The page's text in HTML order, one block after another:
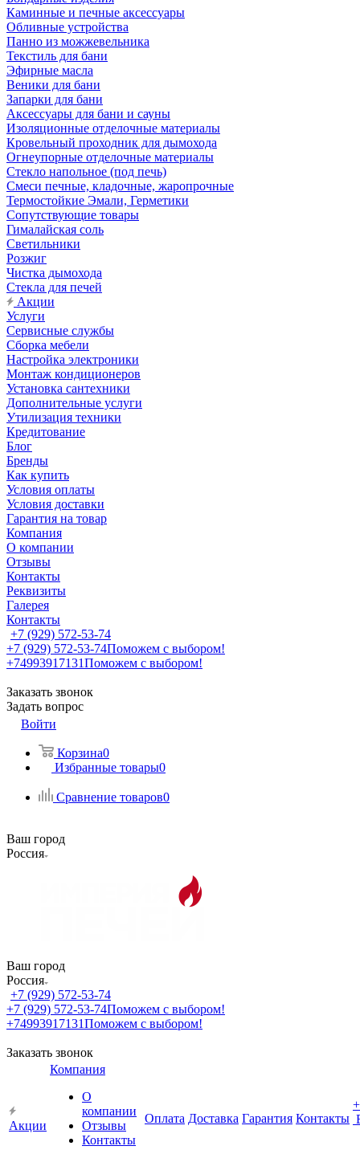
Каминные и печные аксессуары
Обливные устройства
Панно из можжевельника
Текстиль для бани
Эфирные масла
Веники для бани
Запарки для бани
Аксессуары для бани и сауны
Изоляционные отделочные материалы
Кровельный проходник для дымохода
Огнеупорные отделочные материалы
Стекло напольное (под печь)
Смеси печные, кладочные, жаропрочные
Термостойкие Эмали, Герметики
Сопутствующие товары
Гималайская соль
Светильники
Розжиг
Чистка дымохода
Стекла для печей
Акции
Услуги
Сервисные службы
Сборка мебели
Настройка электроники
Монтаж кондиционеров
Установка сантехники
Дополнительные услуги
Утилизация техники
Кредитование
Блог
Бренды
Как купить
Условия оплаты
Условия доставки
Гарантия на товар
Компания
О компании
Отзывы
Контакты
Реквизиты
Галерея
Контакты
+7 (929) 572-53-74
+7 (929) 572-53-74Поможем с выбором!
+74993917131Поможем с выбором!
Заказать звонок
Задать вопрос
Войти
Корзина0
Избранные товары0
Сравнение товаров0
Ваш город
Россия
Ваш город
Россия
+7 (929) 572-53-74
+7 (929) 572-53-74Поможем с выбором!
+74993917131Поможем с выбором!
Заказать звонок
Акции
Компания
О
компании
Отзывы
Контакты
Оплата Доставка Гарантия Контакты
+